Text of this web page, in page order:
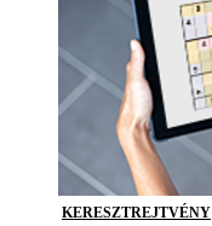
KERESZTREJTVÉNY